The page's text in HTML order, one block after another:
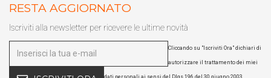
RESTA AGGIORNATO
Iscriviti alla newsletter per ricevere le ultime novità
Cliccando su "Iscriviti Ora" dichiari di
autorizzare il trattamento dei miei
dati personali ai sensi del Dlgs 196 del 30 giugno 2003